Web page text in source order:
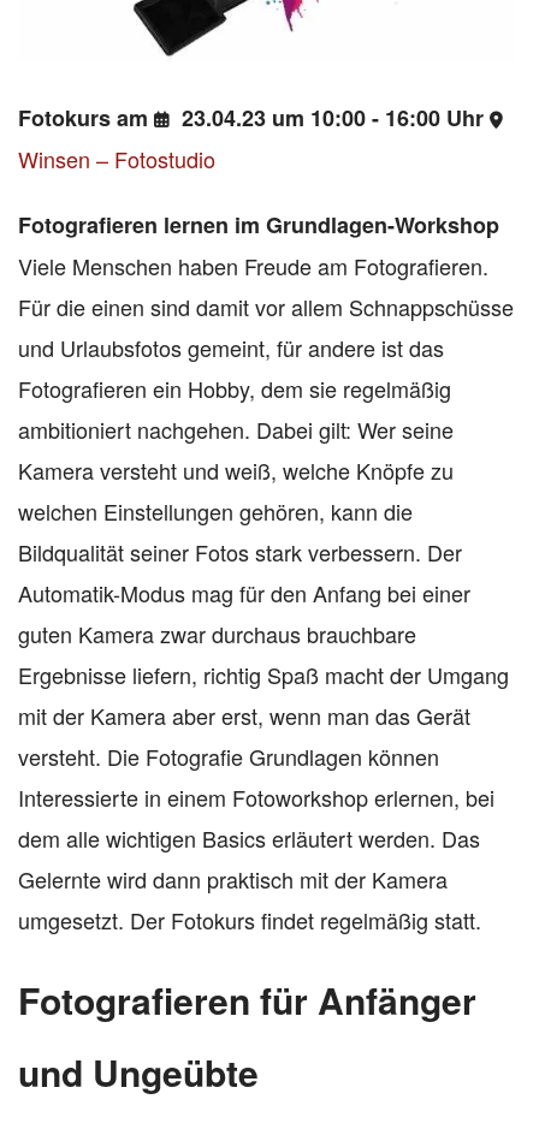
Fotokurs am
23.04.23 um 10:00 - 16:00 Uhr
Winsen – Fotostudio
Fotografieren lernen im Grundlagen-Workshop
Viele Menschen haben Freude am Fotografieren.
Für die einen sind damit vor allem Schnappschüsse
und Urlaubsfotos gemeint, für andere ist das
Fotografieren ein Hobby, dem sie regelmäßig
ambitioniert nachgehen. Dabei gilt: Wer seine
Kamera versteht und weiß, welche Knöpfe zu
welchen Einstellungen gehören, kann die
Bildqualität seiner Fotos stark verbessern. Der
Automatik-Modus mag für den Anfang bei einer
guten Kamera zwar durchaus brauchbare
Ergebnisse liefern, richtig Spaß macht der Umgang
mit der Kamera aber erst, wenn man das Gerät
versteht. Die Fotografie Grundlagen können
Interessierte in einem Fotoworkshop erlernen, bei
dem alle wichtigen Basics erläutert werden. Das
Gelernte wird dann praktisch mit der Kamera
umgesetzt. Der Fotokurs findet regelmäßig statt.
Fotografieren für Anfänger
und Ungeübte